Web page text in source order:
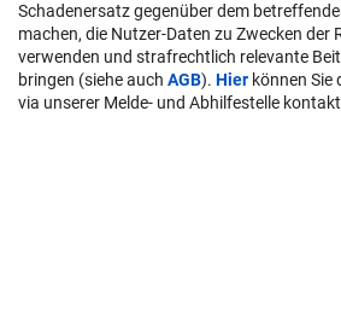
Schadenersatz gegenüber dem
machen, die Nutzer-Daten zu Zwecken der
verwenden und strafrechtlich relevante
bringen (siehe auch AGB). Hier können Sie
via unserer Melde- und Abhilfestelle